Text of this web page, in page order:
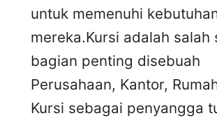
untuk memenuhi
mereka.Kursi adalah salah
bagian penting disebuah
Perusahaan, Kantor,
Kursi sebagai penyangga